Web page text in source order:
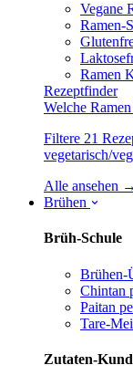
Vegane
Ramen-
Ramen
Rezeptfinder
Welche
Filtere 21
vegetarisch/
Alle ansehen →
Brühen
Brüh-Schule
Brühen-
Chintan
Paitan
Tare-
Zutaten-